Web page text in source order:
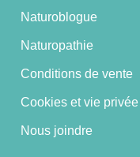
Naturoblogue
Naturopathie
Conditions de vente
Cookies et vie privée
Nous joindre